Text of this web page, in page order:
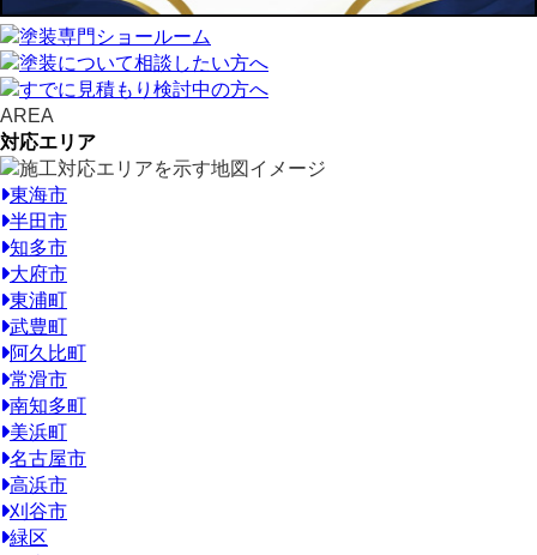
AREA
対応エリア
東海市
半田市
知多市
大府市
東浦町
武豊町
阿久比町
常滑市
南知多町
美浜町
名古屋市
高浜市
刈谷市
緑区